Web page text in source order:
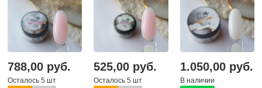
788,00 руб.
Осталось 5 шт
525,00 руб.
Осталось 5 шт
1.050,00 руб.
В наличии